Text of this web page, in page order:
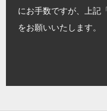
にお手数ですが、上記
をお願いいたします。